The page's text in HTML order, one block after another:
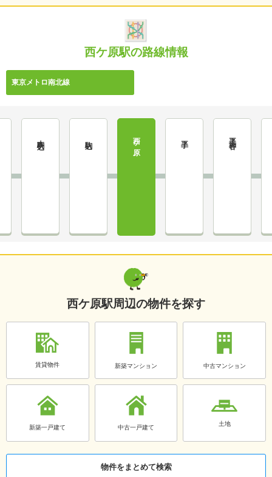
西ケ原駅の路線情報
東京メトロ南北線
西ケ原
西ケ原駅周辺の物件を探す
賃貸物件 新築マンション 中古マンション
新築一戸建て 中古一戸建て
土地
物件をまとめて検索